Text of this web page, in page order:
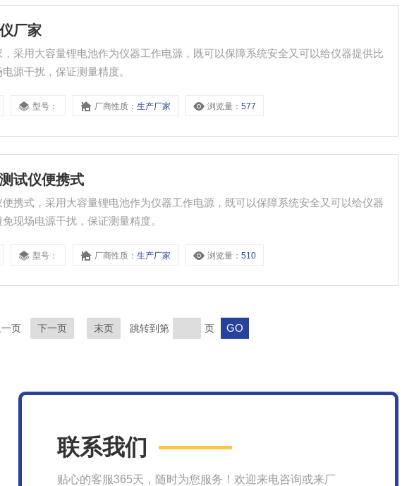
厂家
采用大容量锂电池作为仪器工作电源，既可以保障系统安全又可以给仪器提供比
源干扰，保证测量精度。
型号： 厂商性质：生产厂家 浏览量：577
试仪便携式
携式，采用大容量锂电池作为仪器工作电源，既可以保障系统安全又可以给仪器
现场电源干扰，保证测量精度。
型号： 厂商性质：生产厂家 浏览量：510
页 下一页 末页 跳转到第 页
联系我们
贴心的客服365天，随时为您服务！欢迎来电咨询或来厂